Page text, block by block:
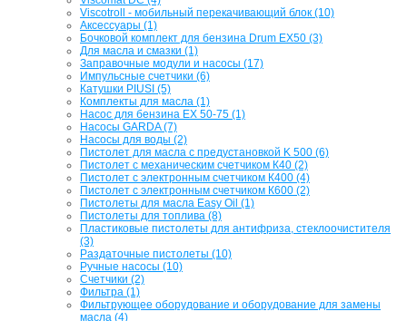
Viscotroll - мобильный перекачивающий блок (10)
Аксессуары (1)
Бочковой комплект для бензина Drum EX50 (3)
Для масла и смазки (1)
Заправочные модули и насосы (17)
Импульсные счетчики (6)
Катушки PIUSI (5)
Комплекты для масла (1)
Насос для бензина EX 50-75 (1)
Насосы GARDA (7)
Насосы для воды (2)
Пистолет для масла с предустановкой K 500 (6)
Пистолет с механическим счетчиком К40 (2)
Пистолет с электронным счетчиком К400 (4)
Пистолет с электронным счетчиком К600 (2)
Пистолеты для масла Easy Oil (1)
Пистолеты для топлива (8)
Пластиковые пистолеты для антифриза, стеклоочистителя
(3)
Раздаточные пистолеты (10)
Ручные насосы (10)
Счетчики (2)
Фильтра (1)
Фильтрующее оборудование и оборудование для замены
масла (4)